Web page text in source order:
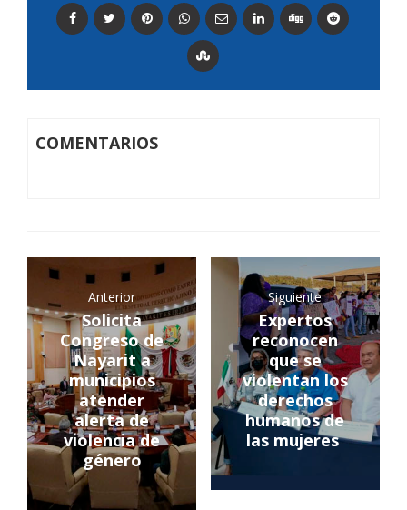
COMENTARIOS
Anterior
Solicita
Congreso de
Nayarit a
municipios
atender
alerta de
violencia de
género
Siguiente
Expertos
reconocen
que se
violentan los
derechos
humanos de
las mujeres